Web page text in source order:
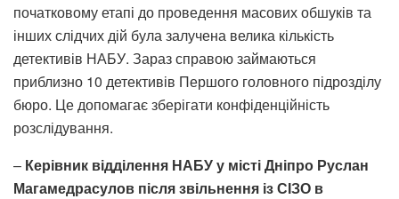
початковому етапі до проведення масових обшуків та
інших слідчих дій була залучена велика кількість
детективів НАБУ. Зараз справою займаються
приблизно 10 детективів Першого головного підрозділу
бюро. Це допомагає зберігати конфіденційність
розслідування.
– Керівник відділення НАБУ у місті Дніпро Руслан
Магамедрасулов після звільнення із СІЗО в